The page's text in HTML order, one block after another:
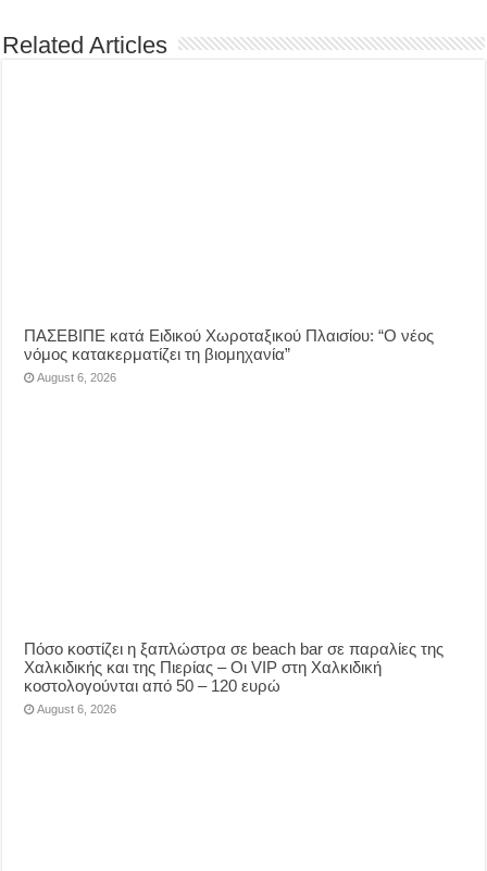
Related Articles
ΠΑΣΕΒΙΠΕ κατά Ειδικού Χωροταξικού Πλαισίου: “Ο νέος
νόμος κατακερματίζει τη βιομηχανία”
August 6, 2026
Πόσο κοστίζει η ξαπλώστρα σε beach bar σε παραλίες της
Χαλκιδικής και της Πιερίας – Οι VIP στη Χαλκιδική
κοστολογούνται από 50 – 120 ευρώ
August 6, 2026